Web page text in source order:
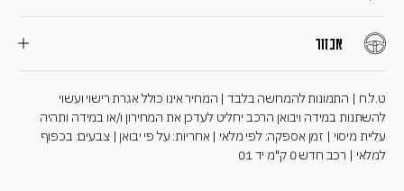
אבזור
ט.ל.ח | התמונות להמחשה בלבד | המחיר אינו כולל אגרת רישוי ועשוי
להשתנות במידה ויבואן הרכב יחליט לעדכן את המחירון ו/או במידה ותהיה
עליית מיסוי | זמן אספקה: לפי מלאי | אחריות: על פי יבואן | צבעים: בכפוף
למלאי | רכב חדש 0 ק"מ יד 01